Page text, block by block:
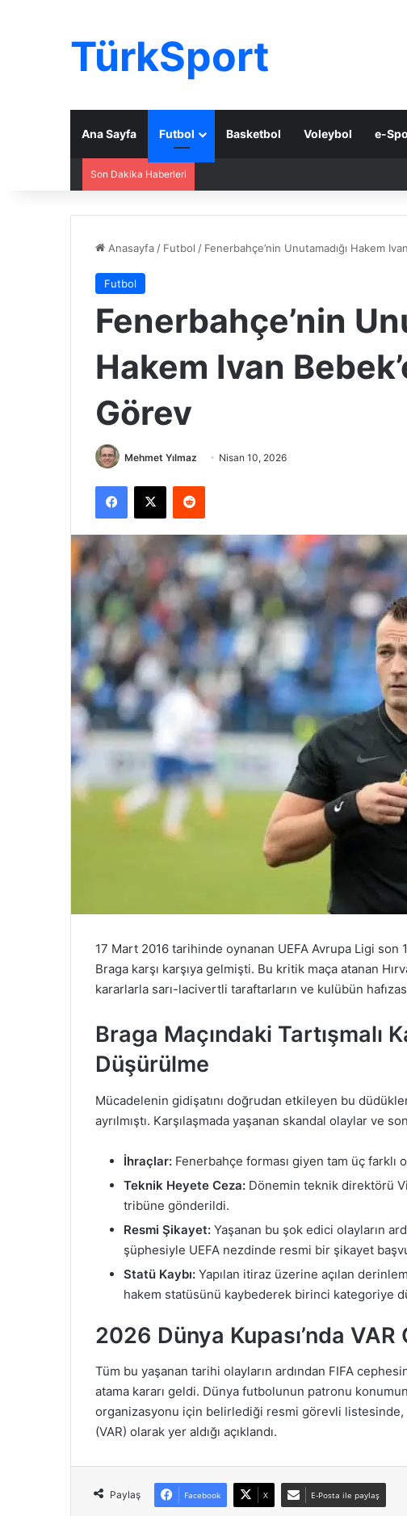
TürkSport
Ana Sayfa Futbol Basketbol Voleybol e-
Son Dakika Haberleri
Anasayfa / Futbol / Fenerbahçe’nin Unutamadığı Hakem
Futbol
Fenerbahçe’nin
Hakem Ivan
Görev
Mehmet Yılmaz Nisan 10, 2026
Facebook
X Reddit
17 Mart 2016 tarihinde oynanan UEFA Avrupa Ligi son
Braga karşı karşıya gelmişti. Bu kritik maça atanan
kararlarla sarı-lacivertli taraftarların ve kulübün
Braga Maçındaki Tartışmalı
Düşürülme
Mücadelenin gidişatını doğrudan etkileyen bu
ayrılmıştı. Karşılaşmada yaşanan skandal olaylar ve
İhraçlar: Fenerbahçe forması giyen tam üç farklı
Teknik Heyete Ceza: Dönemin teknik direktörü
tribüne gönderildi.
Resmi Şikayet: Yaşanan bu şok edici olayların
şüphesiyle UEFA nezdinde resmi bir şikayet
Statü Kaybı: Yapılan itiraz üzerine açılan
hakem statüsünü kaybederek birinci kategoriye
2026 Dünya Kupası’nda
Tüm bu yaşanan tarihi olayların ardından FIFA
atama kararı geldi. Dünya futbolunun patronu
organizasyonu için belirlediği resmi görevli listesinde,
(VAR) olarak yer aldığı açıklandı.
Paylaş Facebook X E-Posta ile paylaş